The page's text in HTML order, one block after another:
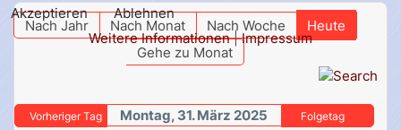
Nach Jahr Nach Monat Nach Woche
Heute
Gehe zu Monat
Vorheriger Tag Montag, 31. März 2025 Folgetag
Akzeptieren
Ablehnen
Weitere Informationen|Impressum